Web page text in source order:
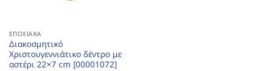
ΕΠΟΧΙΑΚΆ
Διακοσμητικό
Χριστουγεννιάτικο δέντρο με
αστέρι 22×7 cm [00001072]